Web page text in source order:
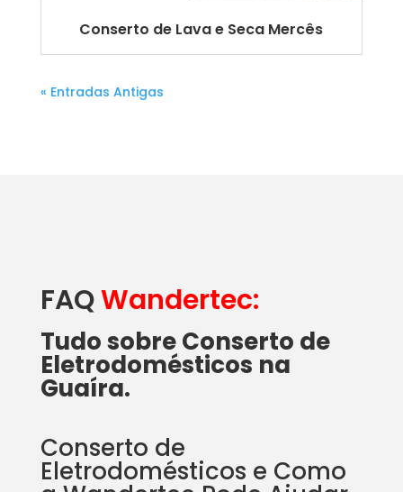
Conserto de Lava e Seca Mercês
« Entradas Antigas
FAQWandertec:
Tudo sobre Conserto de
Eletrodomésticos na
Guaíra.
Conserto de
Eletrodomésticos e Como